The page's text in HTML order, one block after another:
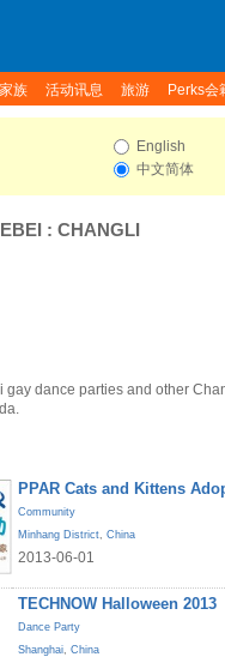
家族 活动讯息 旅游 Perks会
English
中文简体
: CHANGLI
gay dance parties and other
PPAR Cats and Kittens
Community
Minhang District, China
2013-06-01
TECHNOW Halloween 2013
Dance Party
Shanghai, China